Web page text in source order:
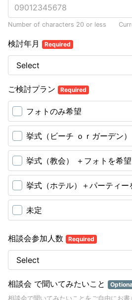
Number of characters 20 or less
検討年月 Required
ご検討プラン Required
フォトのみ希望
挙式（ビーチ ｏｒガーデン
挙式（教会） ＋フォトを希望
挙式（ホテル）＋パーティー
未定
相談会参加人数 Required
相談会 で聞いてみたいこと
相談会で聞いてみたいことをご自由にお書